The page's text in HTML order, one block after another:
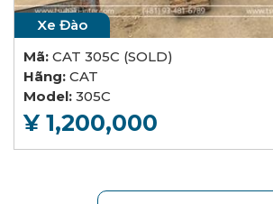
Xe Đào
Mã: CAT 305C (SOLD)
Hãng: CAT
Model: 305C
¥ 1,200,000